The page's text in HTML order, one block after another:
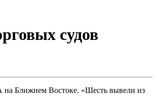
судов
Ближнем Востоке. «Шесть вывели из